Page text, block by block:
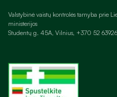
Valstybinė vaistų kontrolės tarnyba prie
ministerijos
Studentų g. 45A, Vilnius, +370 52